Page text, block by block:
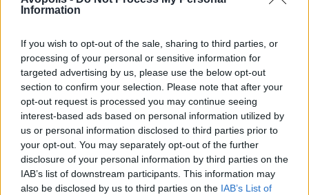
Information
If you wish to opt-out of the sale, sharing to third parties, or
processing of your personal or sensitive information for
targeted advertising by us, please use the below opt-out
section to confirm your selection. Please note that after your
opt-out request is processed you may continue seeing
interest-based ads based on personal information utilized by
us or personal information disclosed to third parties prior to
your opt-out. You may separately opt-out of the further
disclosure of your personal information by third parties on the
IAB’s list of downstream participants. This information may
also be disclosed by us to third parties on the IAB’s List of